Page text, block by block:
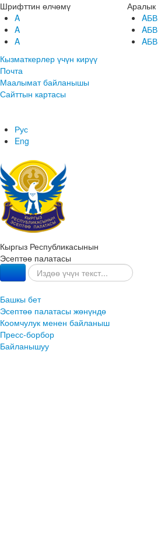
Шрифттин өлчөмү
A
A
A
Аралык
AБВ
AБВ
AБВ
Кызматкерлер үчүн кирүү
Почта
Маалымат байланышы
Сайттын картасы
Рус
Eng
Кыргыз Республикасынын
Эсептөө палатасы
Башкы бет
Эсептөө палатасы жөнүндө
Коомчулук менен байланыш
Пресс-борбор
Байланышуу